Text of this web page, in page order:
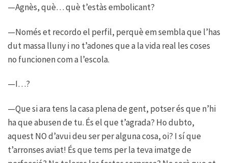
—Agnès, què… què t’estàs embolicant?
—Només et recordo el perfil, perquè em sembla que l’has
dut massa lluny i no t’adones que a la vida real les coses
no funcionen com a l’escola.
—I…?
—Que si ara tens la casa plena de gent, potser és que n’hi
ha que abusen de tu. És el que t’agrada? Ho dubto,
aquest NO d’avui deu ser per alguna cosa, oi? I sí que
t’arronses aviat! És que tems per la teva imatge de